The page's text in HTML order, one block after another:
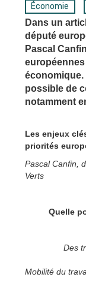
Économie
Dans un
député
Pascal
économique.
possible de
notamment
Les enjeux
priorités
Pascal Canfin,
Verts
Quelle
Des
Mobilité du